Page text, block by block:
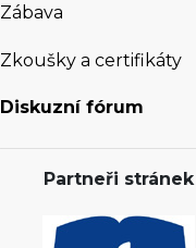
Zábava
Zkoušky a certifikáty
Diskuzní fórum
Partneři stránek